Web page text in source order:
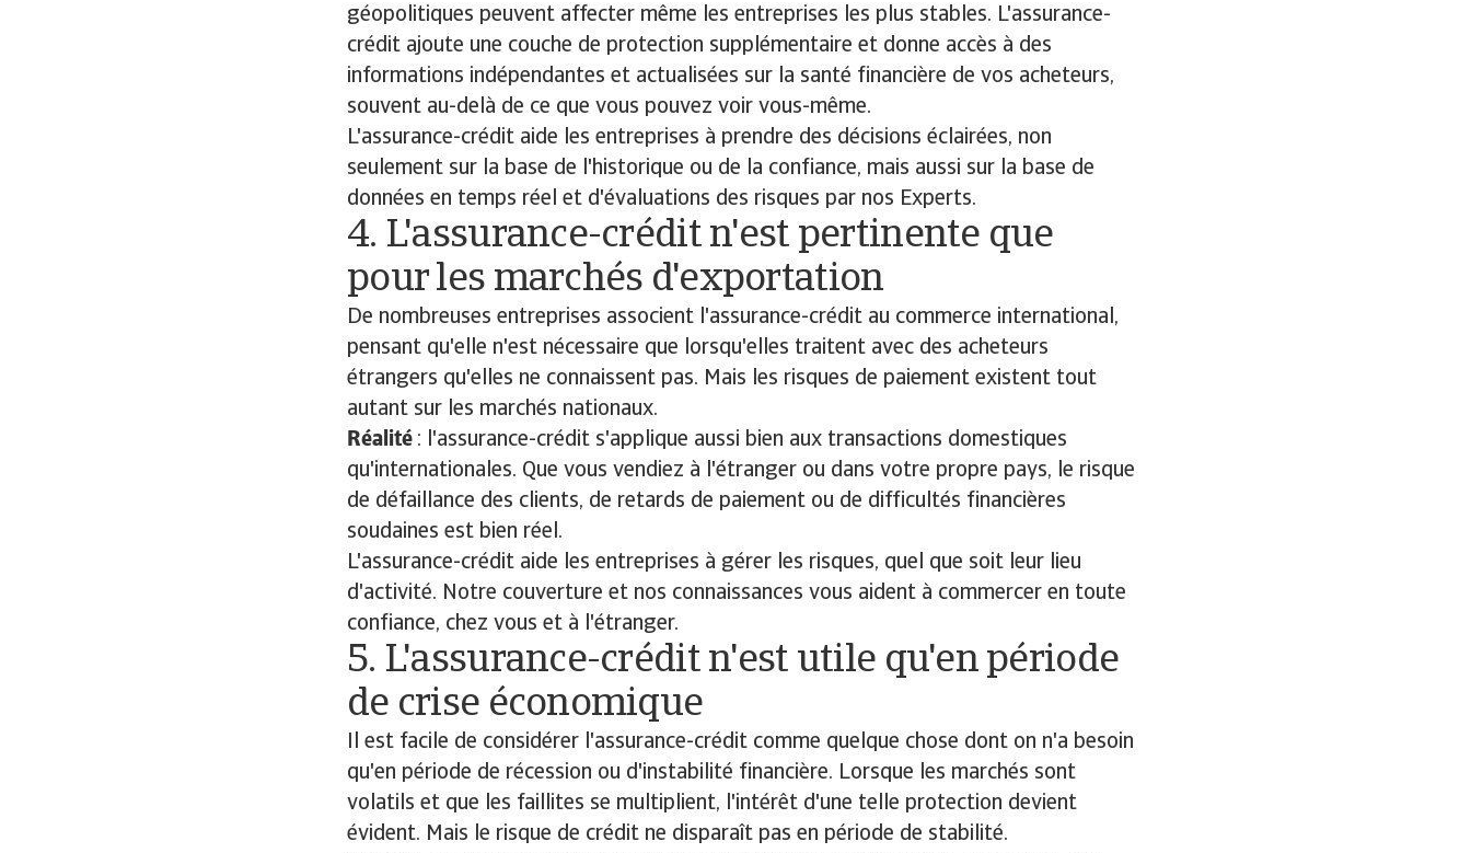
géopolitiques peuvent affecter même les entreprises les plus stables. L'assurance-
crédit ajoute une couche de protection supplémentaire et donne accès à des
informations indépendantes et actualisées sur la santé financière de vos acheteurs,
souvent au-delà de ce que vous pouvez voir vous-même.
L'assurance-crédit aide les entreprises à prendre des décisions éclairées, non
seulement sur la base de l'historique ou de la confiance, mais aussi sur la base de
données en temps réel et d'évaluations des risques par nos Experts.
4. L'assurance-crédit n'est pertinente que
pour les marchés d'exportation
De nombreuses entreprises associent l'assurance-crédit au commerce international,
pensant qu'elle n'est nécessaire que lorsqu'elles traitent avec des acheteurs
étrangers qu'elles ne connaissent pas. Mais les risques de paiement existent tout
autant sur les marchés nationaux.
Réalité : l'assurance-crédit s'applique aussi bien aux transactions domestiques
qu'internationales. Que vous vendiez à l'étranger ou dans votre propre pays, le risque
de défaillance des clients, de retards de paiement ou de difficultés financières
soudaines est bien réel.
L'assurance-crédit aide les entreprises à gérer les risques, quel que soit leur lieu
d'activité. Notre couverture et nos connaissances vous aident à commercer en toute
confiance, chez vous et à l'étranger.
5. L'assurance-crédit n'est utile qu'en période
de crise économique
Il est facile de considérer l'assurance-crédit comme quelque chose dont on n'a besoin
qu'en période de récession ou d'instabilité financière. Lorsque les marchés sont
volatils et que les faillites se multiplient, l'intérêt d'une telle protection devient
évident. Mais le risque de crédit ne disparaît pas en période de stabilité.